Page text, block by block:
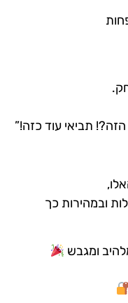
תביאי עוד כזה!”
ובמהירות כך
ומגבש